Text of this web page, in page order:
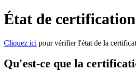
État de
Cliquez ici pour vérifier l'état de la
Qu'est-ce que la